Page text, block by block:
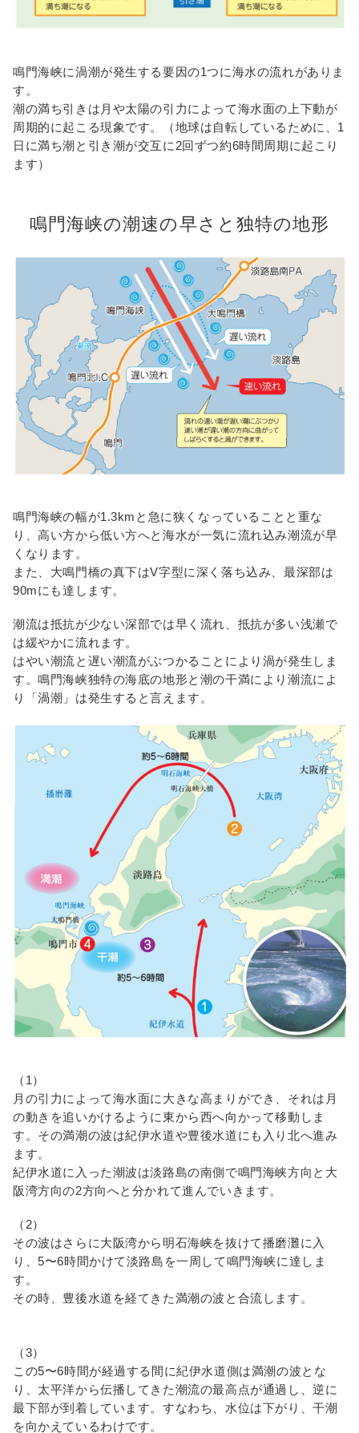
表
体
約
ト
せ
体
文
Follow
us!
鳴門海峡に渦潮が発生する要因の1つに海水の流れがありま
す。
潮の満ち引きは月や太陽の引力によって海水面の上下動が
周期的に起こる現象です。（地球は自転しているために、1
日に満ち潮と引き潮が交互に2回ずつ約6時間周期に起こり
ます）
鳴門海峡の潮速の早さと独特の地形
鳴門海峡の幅が1.3kmと急に狭くなっていることと重な
り、高い方から低い方へと海水が一気に流れ込み潮流が早
くなります。
また、大鳴門橋の真下はV字型に深く落ち込み、最深部は
90mにも達します。
潮流は抵抗が少ない深部では早く流れ、抵抗が多い浅瀬で
は緩やかに流れます。
はやい潮流と遅い潮流がぶつかることにより渦が発生しま
す。鳴門海峡独特の海底の地形と潮の干満により潮流によ
り「渦潮」は発生すると言えます。
（1）
月の引力によって海水面に大きな高まりができ、それは月
の動きを追いかけるように東から西へ向かって移動しま
す。その満潮の波は紀伊水道や豊後水道にも入り北へ進み
ます。
紀伊水道に入った潮波は淡路島の南側で鳴門海峡方向と大
阪湾方向の2方向へと分かれて進んでいきます。
（2）
その波はさらに大阪湾から明石海峡を抜けて播磨灘に入
り、5〜6時間かけて淡路島を一周して鳴門海峡に達しま
す。
その時、豊後水道を経てきた満潮の波と合流します。
（3）
この5〜6時間が経過する間に紀伊水道側は満潮の波とな
り、太平洋から伝播してきた潮流の最高点が通過し、逆に
最下部が到着しています。すなわち、水位は下がり、干潮
を向かえているわけです。